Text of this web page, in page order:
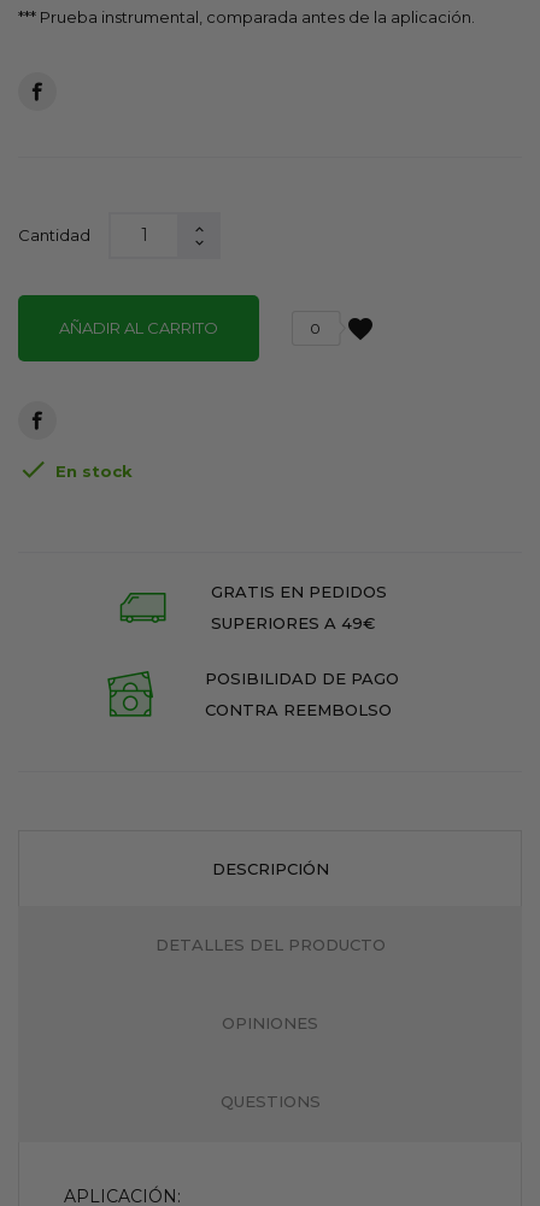
*** Prueba instrumental, comparada antes de la aplicación.
Cantidad
AÑADIR AL CARRITO favorite
0
 En stock
GRATIS EN PEDIDOS
SUPERIORES A 49€
POSIBILIDAD DE PAGO
CONTRA REEMBOLSO
DESCRIPCIÓN
DETALLES DEL PRODUCTO
OPINIONES
QUESTIONS
APLICACIÓN: